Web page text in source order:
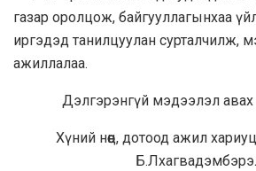
газар оролцож, байгууллагынхаа
иргэдэд танилцуулан сурталчилж,
ажиллалаа.
Дэлгэрэнгүй мэдээлэл
Хүний нөөц, дотоод ажил